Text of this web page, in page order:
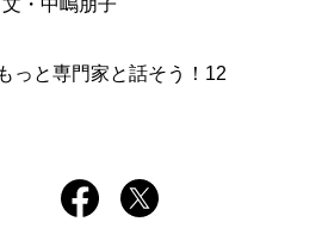
っと専門家と話そう！12